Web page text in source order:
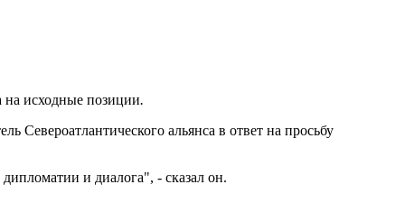
на исходные позиции.
Североатлантического альянса в ответ на просьбу
и диалога", - сказал он.